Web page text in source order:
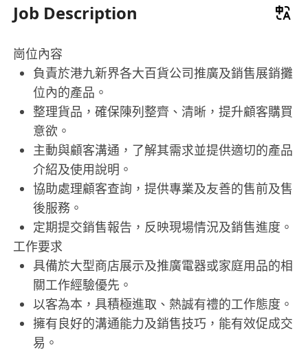
Job Description
崗位內容
負責於港九新界各大百貨公司推廣及銷售展銷攤
位內的產品。
整理貨品，確保陳列整齊、清晰，提升顧客購買
意欲。
主動與顧客溝通，了解其需求並提供適切的產品
介紹及使用說明。
協助處理顧客查詢，提供專業及友善的售前及售
後服務。
定期提交銷售報告，反映現場情況及銷售進度。
工作要求
具備於大型商店展示及推廣電器或家庭用品的相
關工作經驗優先。
以客為本，具積極進取、熱誠有禮的工作態度。
擁有良好的溝通能力及銷售技巧，能有效促成交
易。